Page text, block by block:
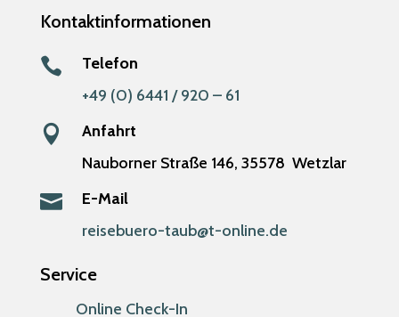
Kontaktinformationen

Telefon
+49 (0) 6441 / 920 – 61

Anfahrt
Nauborner Straße 146, 35578 Wetzlar

E-Mail
reisebuero-taub@t-online.de
Service
Online Check-In